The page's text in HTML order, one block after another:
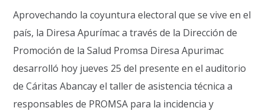
Aprovechando la coyuntura electoral que se vive en el
país, la Diresa Apurímac a través de la Dirección de
Promoción de la Salud Promsa Diresa Apurimac
desarrolló hoy jueves 25 del presente en el auditorio
de Cáritas Abancay el taller de asistencia técnica a
responsables de PROMSA para la incidencia y